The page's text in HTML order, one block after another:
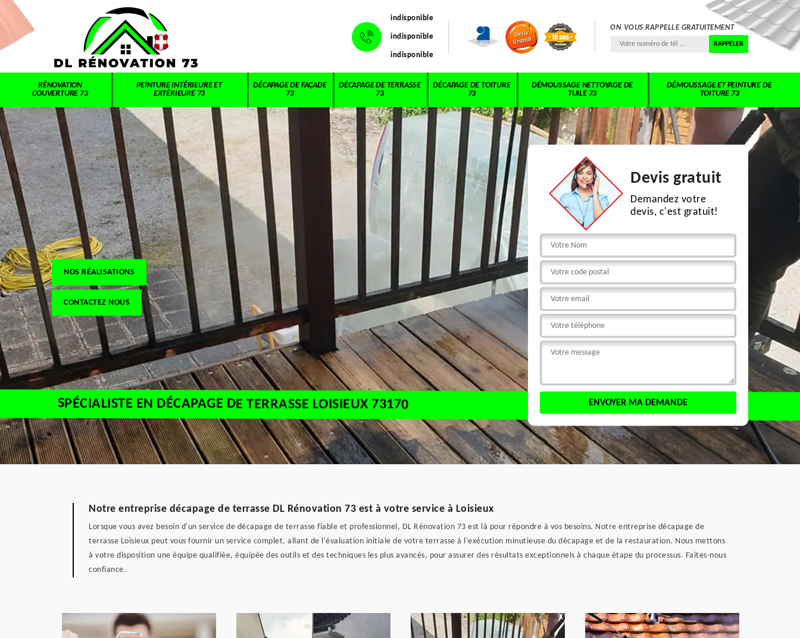
indisponible
indisponible
indisponible
ON VOUS RAPPELLE GRATUITEMENT
RÉNOVATION
COUVERTURE 73
PEINTURE INTÉRIEURE ET
EXTÉRIEURE 73
DÉCAPAGE DE FAÇADE
73
DÉCAPAGE DE TERRASSE
73
DÉCAPAGE DE TOITURE
73
DÉMOUSSAGE NETTOYAGE DE
TUILE 73
DÉMOUSSAGE ET PEINTURE DE
TOITURE 73
NOS RÉALISATIONS
CONTACTEZ NOUS
Devis gratuit
Demandez votre
devis, c'est gratuit!
SPÉCIALISTE EN DÉCAPAGE DE TERRASSE LOISIEUX 73170
Notre entreprise décapage de terrasse DL Rénovation 73 est à votre service à Loisieux
Lorsque vous avez besoin d'un service de décapage de terrasse fiable et professionnel, DL Rénovation 73 est là pour répondre à vos besoins. Notre entreprise décapage de
terrasse Loisieux peut vous fournir un service complet, allant de l'évaluation initiale de votre terrasse à l'exécution minutieuse du décapage et de la restauration. Nous mettons
à votre disposition une équipe qualifiée, équipée des outils et des techniques les plus avancés, pour assurer des résultats exceptionnels à chaque étape du processus. Faites-nous
confiance.